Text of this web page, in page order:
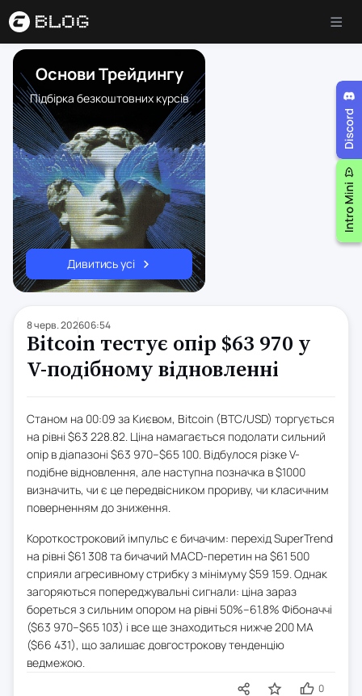
Основи Трейдингу
Підбірка безкоштовних курсів
Дивитись усі
8 черв. 202606:54
Bitcoin тестує опір $63 970 у
V-подібному відновленні
Станом на 00:09 за Києвом, Bitcoin (BTC/USD) торгується
на рівні $63 228.82. Ціна намагається подолати сильний
опір в діапазоні $63 970–$65 100. Відбулося різке V-
подібне відновлення, але наступна позначка в $1000
визначить, чи є це передвісником прориву, чи класичним
поверненням до зниження.
Короткостроковий імпульс є бичачим: перехід SuperTrend
на рівні $61 308 та бичачий MACD-перетин на $61 500
сприяли агресивному стрибку з мінімуму $59 159. Однак
загоряються попереджувальні сигнали: ціна зараз
бореться з сильним опором на рівні 50%–61.8% Фібоначчі
($63 970–$65 103) і все ще знаходиться нижче 200 MA
($66 431), що залишає довгострокову тенденцію
ведмежою.
0